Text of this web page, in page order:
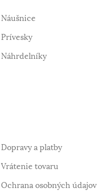
Náušnice
Prívesky
Náhrdelníky
Dopravy a platby
Vrátenie tovaru
Ochrana osobných údajov